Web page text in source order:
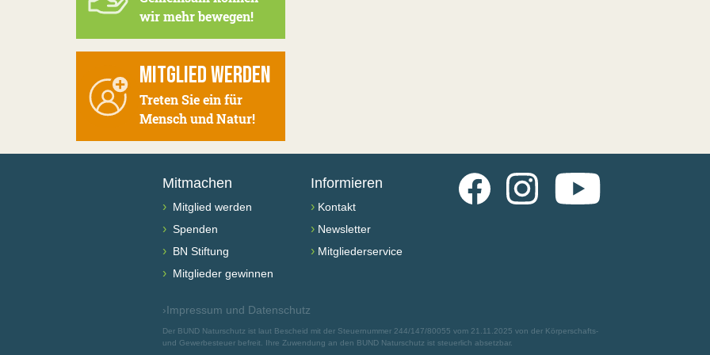
wir mehr bewegen!
MITGLIED WERDEN
Treten Sie ein für
Mensch und Natur!
Mitmachen
› Mitglied werden
› Spenden
› BN Stiftung
› Mitglieder gewinnen
Informieren
› Kontakt
› Newsletter
› Mitgliederservice
FacebookInstagramYouTube
›Impressum und Datenschutz
Der BUND Naturschutz ist laut Bescheid mit der Steuernummer 244/147/80055 vom 21.11.2025 von der Körperschafts-
und Gewerbesteuer befreit. Ihre Zuwendung an den BUND Naturschutz ist steuerlich absetzbar.